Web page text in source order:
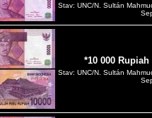
Stav: UNC/N. Sultán
*10 000 Rupiah
Stav: UNC/N. Sultán